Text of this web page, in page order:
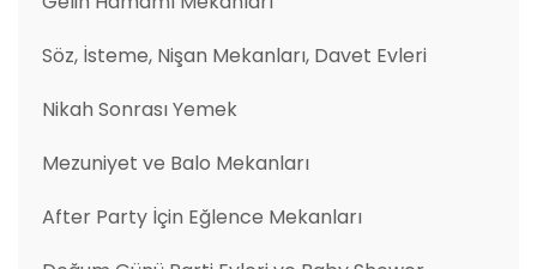
Söz, İsteme, Nişan Mekanları, Davet Evleri
Nikah Sonrası Yemek
Mezuniyet ve Balo Mekanları
After Party İçin Eğlence Mekanları